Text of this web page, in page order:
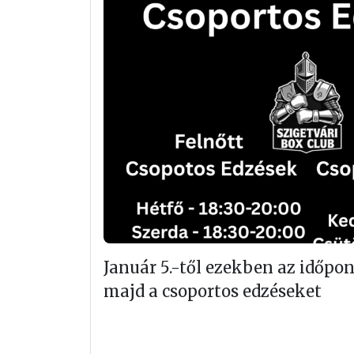
Január 5.-től ezekben az
majd a csoportos edzéseket